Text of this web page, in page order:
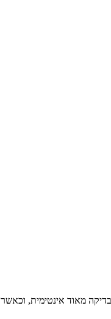
מאוד אינטימית, וכאשר